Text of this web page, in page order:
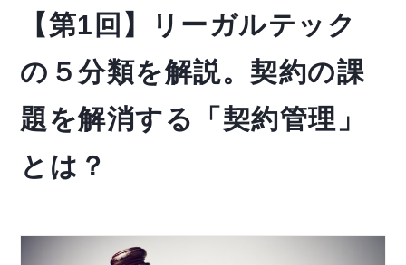
【第1回】リーガルテック
の５分類を解説。契約の課
題を解消する「契約管理」
とは？